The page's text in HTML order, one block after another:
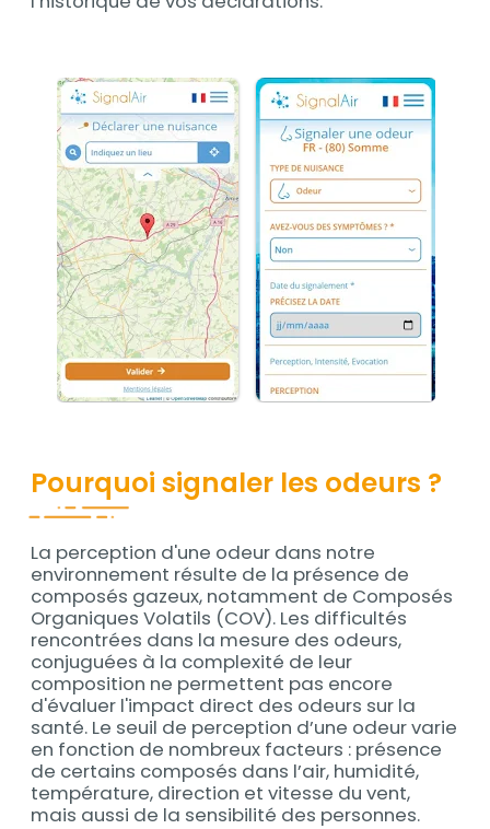
Pourquoi signaler les odeurs ?
Contenu
La perception d'une odeur dans notre
environnement résulte de la présence de
composés gazeux, notamment de Composés
Organiques Volatils (COV). Les difficultés
rencontrées dans la mesure des odeurs,
conjuguées à la complexité de leur
composition ne permettent pas encore
d'évaluer l'impact direct des odeurs sur la
santé. Le seuil de perception d’une odeur varie
en fonction de nombreux facteurs : présence
de certains composés dans l’air, humidité,
température, direction et vitesse du vent,
mais aussi de la sensibilité des personnes.